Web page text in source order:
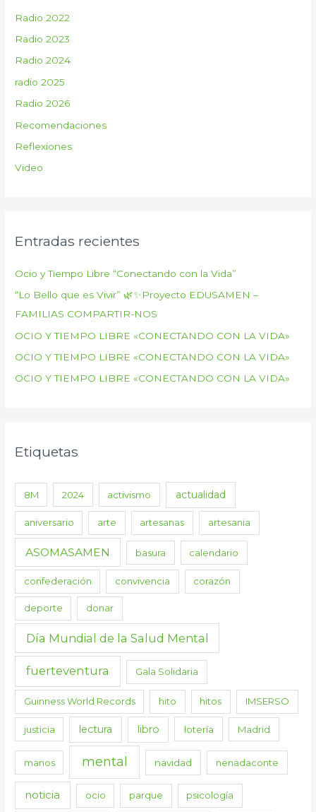
Radio 2022
Radio 2023
Radio 2024
radio 2025
Radio 2026
Recomendaciones
Reflexiones
Video
Entradas recientes
Ocio y Tiempo Libre “Conectando con la Vida”
“Lo Bello que es Vivir” 🌿✨Proyecto EDUSAMEN –
FAMILIAS COMPARTIR-NOS
OCIO Y TIEMPO LIBRE «CONECTANDO CON LA VIDA»
OCIO Y TIEMPO LIBRE «CONECTANDO CON LA VIDA»
OCIO Y TIEMPO LIBRE «CONECTANDO CON LA VIDA»
Etiquetas
8M 2024 activismo actualidad
aniversario arte artesanas artesania
ASOMASAMEN basura calendario
confederación convivencia corazón
deporte donar
Día Mundial de la Salud Mental
fuerteventura Gala Solidaria
Guinness World Records hito hitos IMSERSO
justicia lectura libro lotería Madrid
manos mental navidad nenadaconte
noticia ocio parque psicología